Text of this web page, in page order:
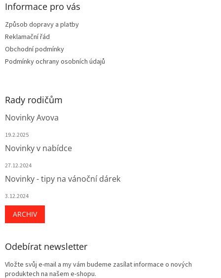
Informace pro vás
Způsob dopravy a platby
Reklamační řád
Obchodní podmínky
Podmínky ochrany osobních údajů
Rady rodičům
Novinky Avova
19.2.2025
Novinky v nabídce
27.12.2024
Novinky - tipy na vánoční dárek
3.12.2024
ARCHIV
Odebírat newsletter
Vložte svůj e-mail a my vám budeme zasílat informace o nových
produktech na našem e-shopu.